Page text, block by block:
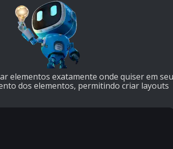
elementos exatamente onde quiser em seu
dos elementos, permitindo criar layouts